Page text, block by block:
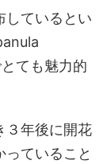
しているとい
ても魅力的
３年後に開花
っていること